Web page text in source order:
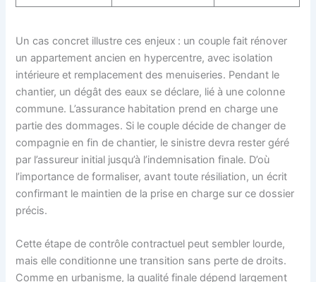
Un cas concret illustre ces enjeux : un couple fait rénover
un appartement ancien en hypercentre, avec isolation
intérieure et remplacement des menuiseries. Pendant le
chantier, un dégât des eaux se déclare, lié à une colonne
commune. L’assurance habitation prend en charge une
partie des dommages. Si le couple décide de changer de
compagnie en fin de chantier, le sinistre devra rester géré
par l’assureur initial jusqu’à l’indemnisation finale. D’où
l’importance de formaliser, avant toute résiliation, un écrit
confirmant le maintien de la prise en charge sur ce dossier
précis.
Cette étape de contrôle contractuel peut sembler lourde,
mais elle conditionne une transition sans perte de droits.
Comme en urbanisme, la qualité finale dépend largement